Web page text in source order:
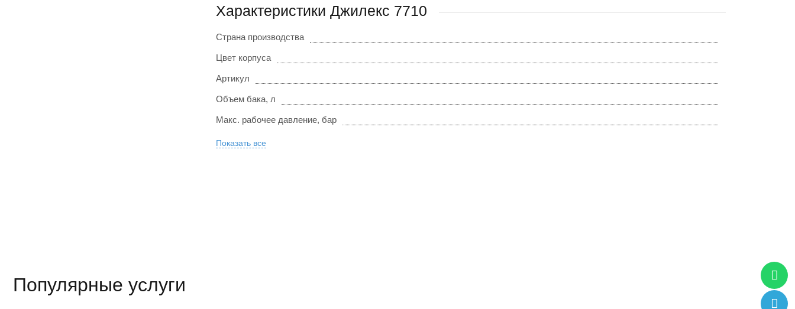
Характеристики Джилекс 7710
Страна производства
Цвет корпуса
Артикул
Объем бака, л
Макс. рабочее давление, бар
Показать все
Популярные услуги